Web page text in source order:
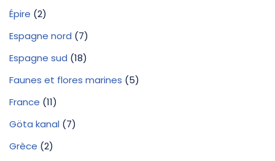
Épire (2)
Espagne nord (7)
Espagne sud (18)
Faunes et flores marines (5)
France (11)
Göta kanal (7)
Grèce (2)